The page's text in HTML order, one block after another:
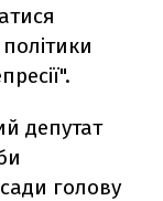
депутат
голову